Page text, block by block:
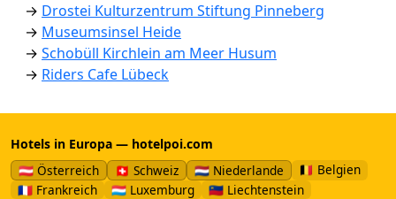
→ Drostei Kulturzentrum Stiftung Pinneberg
→ Museumsinsel Heide
→ Schobüll Kirchlein am Meer Husum
→ Riders Cafe Lübeck
Hotels in Europa — hotelpoi.com
🇦🇹 Österreich
🇨🇭 Schweiz 🇳🇱 Niederlande
🇧🇪 Belgien
🇫🇷 Frankreich
🇱🇺 Luxemburg 🇱🇮 Liechtenstein